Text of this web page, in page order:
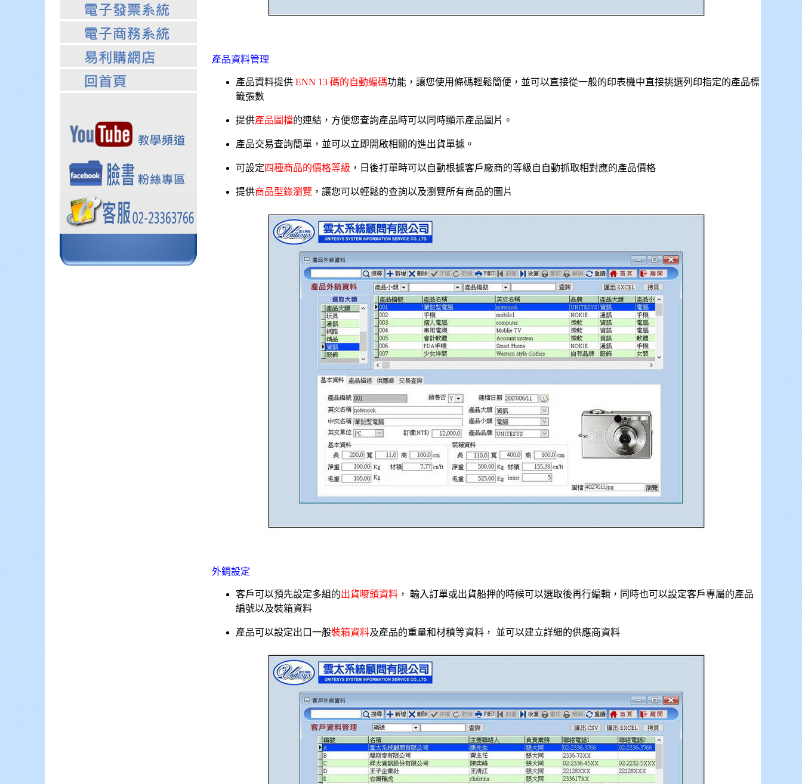
產品資料管理
產品資料提供 ENN 13 碼的自動編碼功能，讓您使用條碼輕鬆簡便，並可以直接從一般的印表機中直接挑選列印指定的產品標
籤張數
提供產品圖檔的連結，方便您查詢產品時可以同時顯示產品圖片。
產品交易查詢簡單，並可以立即開啟相關的進出貨單據。
可設定四種商品的價格等級 ，日後打單時可以自動根據客戶廠商的等級自自動抓取相對應的產品價格
提供商品型錄瀏覽 ，讓您可以輕鬆的查詢以及瀏覽所有商品的圖片
外銷設定
客戶可以預先設定多組的出貨嘜頭資料 ， 輸入訂單或出貨船押的時候可以選取後再行編輯，同時也可以設定客戶專屬的產品
編號以及裝箱資料
產品可以設定出口一般裝箱資料及產品的重量和材積等資料， 並可以建立詳細的供應商資料